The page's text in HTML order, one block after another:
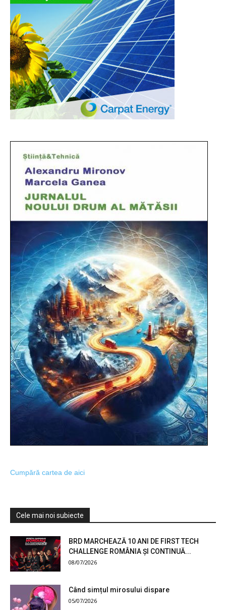
Cumpără cartea de aici
Cele mai noi subiecte
BRD MARCHEAZĂ 10 ANI DE FIRST TECH
CHALLENGE ROMÂNIA ȘI CONTINUĂ...
08/07/2026
Când simțul mirosului dispare
05/07/2026